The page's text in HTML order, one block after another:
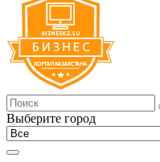
Выберите город